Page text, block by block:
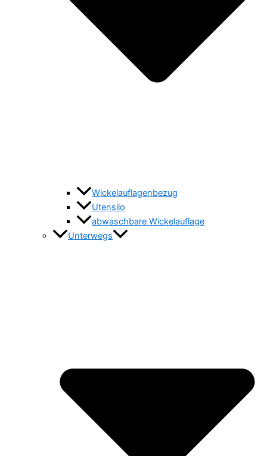
Wickelauflagenbezug
Utensilo
abwaschbare Wickelauflage
Unterwegs